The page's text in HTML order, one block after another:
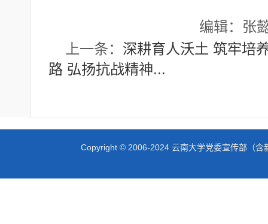
编辑：张
上一条： 深耕育人沃土 筑牢培
路 弘扬抗战精神...
Copyright © 2006-2024 云南大学党委宣传部（含